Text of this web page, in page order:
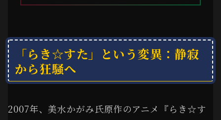
「らき☆すた」という変異：静寂
から狂騒へ
2007年、美水かがみ氏原作のアニメ『らき☆す